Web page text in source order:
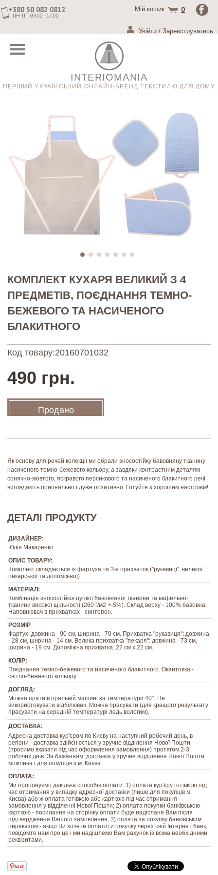
+380 50 082 0812
ПН-ПТ 09:00–17:00
Мій кошик 0
Увійти / Зареєструватись
INTERIOMANIA
ПЕРШИЙ УКРАЇНСЬКИЙ ОНЛАЙН-БРЕНД ТЕКСТИЛЮ ДЛЯ ДОМУ
КОМПЛЕКТ КУХАРЯ ВЕЛИКИЙ З 4
ПРЕДМЕТІВ, ПОЄДНАННЯ ТЕМНО-
БЕЖЕВОГО ТА НАСИЧЕНОГО
БЛАКИТНОГО
Код товару:20160701032
490 грн.
Продано
Як основу для речей колекції ми обрали зносостійку бавовняну тканину
насиченого темно-бежевого кольору, а завдяки контрастним деталям
сонячно-жовтого, яскравого персикового та насиченого блакитного речі
виглядають оригінально і дуже позитивно. Готуйте з хорошим настроєм!
ДЕТАЛІ ПРОДУКТУ
ДИЗАЙНЕР:
Юлія Макаренко
ОПИС ТОВАРУ:
Комплект складається із фартуха та 3-х прихваток ("рукавиці", великої
пекарської та допоміжної)
МАТЕРІАЛ:
Комбінація зносостійкої цупкої бавовняної тканини та вафельної
тканини високої щільності (260 г/м2 +-5%). Склад верху - 100% бавовна.
Наповнювач в прихватках - синтепон.
РОЗМІР
Фартух: довжина - 90 см, ширина - 70 см. Прихватка "рукавиця": довжина
- 28 см, ширина - 14 см. Велика прихватка "пекаря": довжина - 73 см,
ширина - 19 см. Допоміжна прихватка: 22 см х 22 см.
КОЛІР:
Поєднання темно-бежевого та насиченого блакитного. Окантовка -
світло-бежевого кольору.
ДОГЛЯД:
Можна прати в пральній машині за температури 40°. Не
використовувати відбілювач. Можна прасувати (для кращого результату
прасувати на середній температурі ледь вологим).
ДОСТАВКА:
Адресна доставка кур'єром по Києву на наступний робочий день, в
регіони - доставка здійснюється у зручне відділення Нової Пошти
(просимо вказати під час оформлення замовлення) протягом 2-3
робочих днів. За бажанням, доставка у зручне відділення Нової Пошти
можлива і для покупців з м. Києва
ОПЛАТА:
Ми пропонуємо декілька способів оплати: 1) оплата кур'єру готівкою під
час отримання у випадку адресної доставки (лише для покупців м.
Києва) або ж оплата готівкою або карткою під час отримання
замовлення у відділенні Нової Пошти; 2) оплата покупки банківською
карткою - посилання на сторінку оплати буде надіслане Вам після
підтвердження Вашого замовлення, 3) оплата за покупку банківським
переказом - якщо Ви хочете оплатити покупку через свій Інтернет банк,
повідомте нам про це і ми надішлемо Вам рахунок із всіма необхідними
реквізитами.